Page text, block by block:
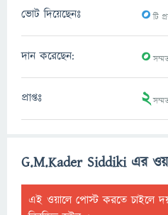
ভোট দিয়েছেনঃ 0টি
দান করেছেন: 0
প্রাপ্তঃ 2
G.M.Kader Siddiki এর
এই ওয়ালে পোস্ট করতে চাইলে